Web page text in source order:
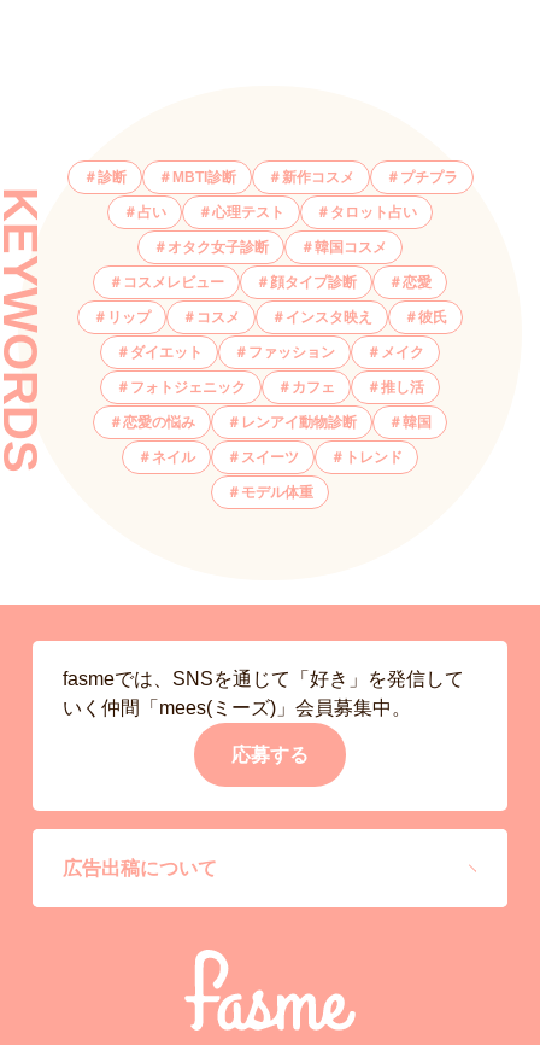
診断 MBTI診断 新作コスメ プチプラ
占い 心理テスト タロット占い
オタク女子診断 韓国コスメ
コスメレビュー 顔タイプ診断 恋愛
リップ コスメ インスタ映え 彼氏
ダイエット ファッション メイク
フォトジェニック カフェ 推し活
恋愛の悩み レンアイ動物診断 韓国
ネイル スイーツ トレンド
モデル体重
fasmeでは、SNSを通じて「好き」を発信して
いく仲間「mees(ミーズ)」会員募集中。
応募する
広告出稿について